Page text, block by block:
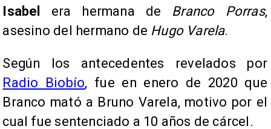
Isabel
era hermana de Branco Porras,
asesino del hermano de Hugo Varela.
Según los antecedentes revelados por
Radio Biobío, fue en enero de 2020 que
Branco mató a Bruno Varela, motivo por el
cual fue sentenciado a 10 años de cárcel.